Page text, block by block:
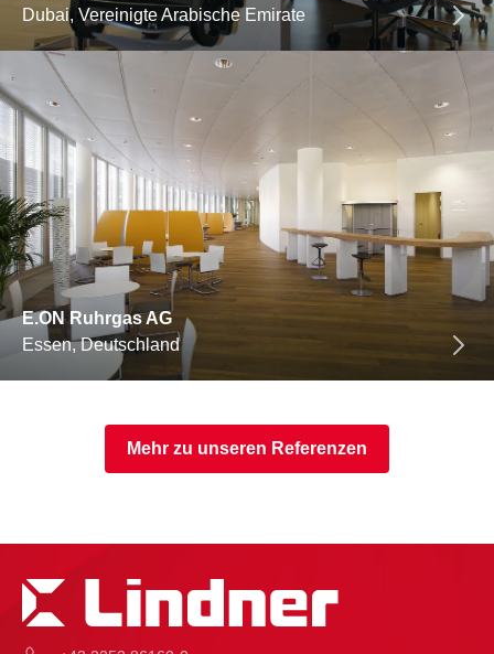
Dubai, Vereinigte Arabische Emirate
E.ON Ruhrgas AG
Essen, Deutschland
Mehr zu unseren Referenzen